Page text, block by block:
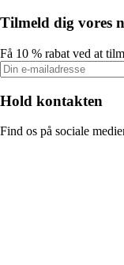
Tilmeld dig vores
Få 10 % rabat ved at
Hold kontakten
Find os på sociale